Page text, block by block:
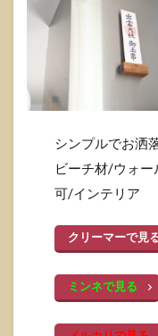
シンプルでお洒
ビーチ材/ウォ
可/インテリア
クリーマーで見
ミンネで見る